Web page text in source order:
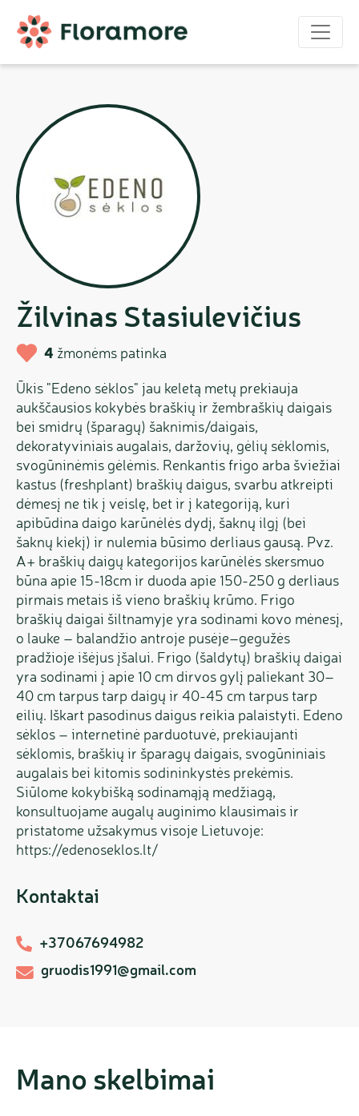
Žilvinas Stasiulevičius
4 žmonėms patinka
Ūkis "Edeno sėklos" jau keletą metų prekiauja
aukščausios kokybės braškių ir žembraškių daigais
bei smidrų (šparagų) šaknimis/daigais,
dekoratyviniais augalais, daržovių, gėlių sėklomis,
svogūninėmis gėlėmis. Renkantis frigo arba šviežiai
kastus (freshplant) braškių daigus, svarbu atkreipti
dėmesį ne tik į veislę, bet ir į kategoriją, kuri
apibūdina daigo karūnėlės dydį, šaknų ilgį (bei
šaknų kiekį) ir nulemia būsimo derliaus gausą. Pvz.
A+ braškių daigų kategorijos karūnėlės skersmuo
būna apie 15-18cm ir duoda apie 150-250 g derliaus
pirmais metais iš vieno braškių krūmo. Frigo
braškių daigai šiltnamyje yra sodinami kovo mėnesį,
o lauke – balandžio antroje pusėje–gegužės
pradžioje išėjus įšalui. Frigo (šaldytų) braškių daigai
yra sodinami į apie 10 cm dirvos gylį paliekant 30–
40 cm tarpus tarp daigų ir 40-45 cm tarpus tarp
eilių. Iškart pasodinus daigus reikia palaistyti. Edeno
sėklos – internetinė parduotuvė, prekiaujanti
sėklomis, braškių ir šparagų daigais, svogūniniais
augalais bei kitomis sodininkystės prekėmis.
Siūlome kokybišką sodinamąją medžiagą,
konsultuojame augalų auginimo klausimais ir
pristatome užsakymus visoje Lietuvoje:
https://edenoseklos.lt/
Kontaktai
+37067694982
gruodis1991@gmail.com
Mano skelbimai